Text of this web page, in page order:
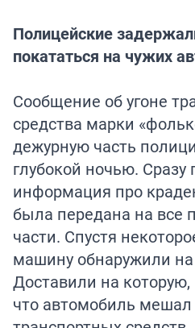
Полицейские
покататься на чужих
Сообщение об угоне
средства марки
дежурную часть
глубокой ночью. Сразу
информация про
была передана на все
части. Спустя
машину обнаружили на
Доставили на которую,
что автомобиль мешал